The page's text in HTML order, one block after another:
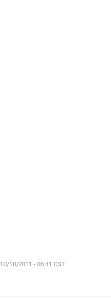
10/10/2011 - 06:41CST